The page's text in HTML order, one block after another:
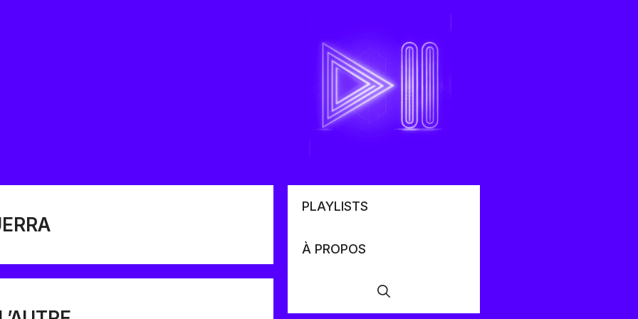
PLAYLISTS
À PROPOS